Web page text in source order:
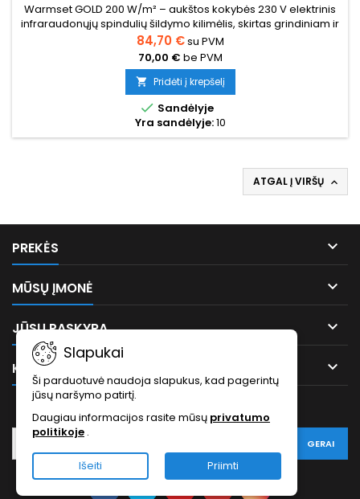
Warmset GOLD 200 W/m² – aukštos kokybės 230 V elektrinis
infraraudonųjų spindulių šildymo kilimėlis, skirtas grindiniam ir
sieniniam šildymui (pvz., vonios kambariuose, drėgnose
zonose ar vietose, kur reikalingas greitesnis įšilimas). Kilimėlis
montuojamas į plytelių klijų arba ploną išlyginamąjį sluoksnį
po plytelėmis / akmens masės danga grindyse arba...
84,70 €su PVM
70,00 € be PVM
 Pridėti į krepšelį
 Sandėlyje
Yra sandėlyje:10
ATGAL Į VIRŠŲ 
PREKĖS 
MŪSŲ ĮMONĖ 
JŪSŲ PASKYRA 
KONTAKTAI 
Slapukai
Ši parduotuvė naudoja slapukus, kad pagerintų
jūsų naršymo patirtį.
Daugiau informacijos rasite mūsų privatumo
politikoje .
Išeiti Priimti
NAUJĖLAIŠKIS